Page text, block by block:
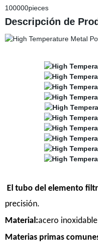
100000pieces
Descripción de
El tubo del elemento
precisión.
Material:acero
Materias primas